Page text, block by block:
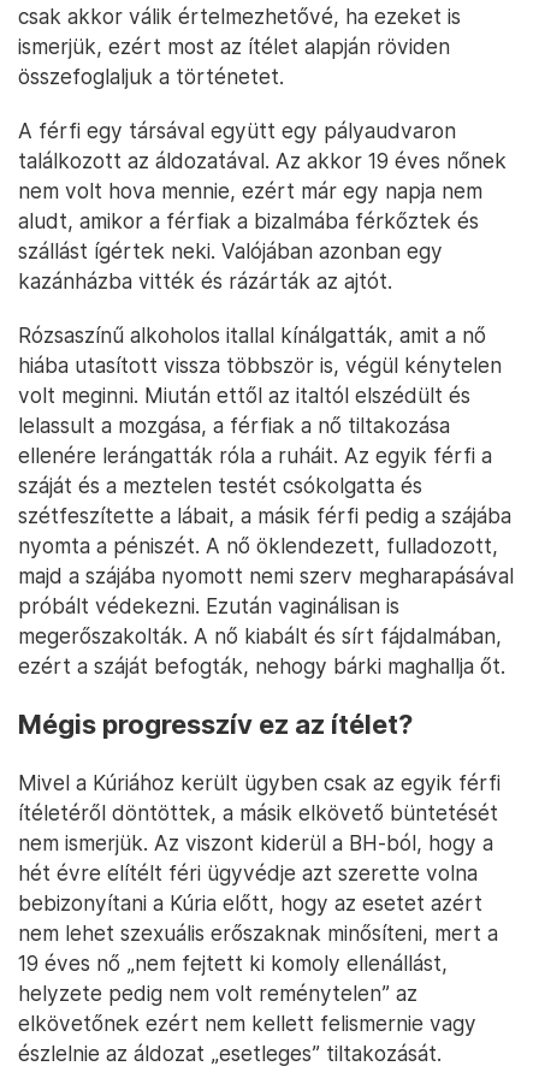
csak akkor válik értelmezhetővé, ha ezeket is
ismerjük, ezért most az ítélet alapján röviden
összefoglaljuk a történetet.
A férfi egy társával együtt egy pályaudvaron
találkozott az áldozatával. Az akkor 19 éves nőnek
nem volt hova mennie, ezért már egy napja nem
aludt, amikor a férfiak a bizalmába férkőztek és
szállást ígértek neki. Valójában azonban egy
kazánházba vitték és rázárták az ajtót.
Rózsaszínű alkoholos itallal kínálgatták, amit a nő
hiába utasított vissza többször is, végül kénytelen
volt meginni. Miután ettől az italtól elszédült és
lelassult a mozgása, a férfiak a nő tiltakozása
ellenére lerángatták róla a ruháit. Az egyik férfi a
száját és a meztelen testét csókolgatta és
szétfeszítette a lábait, a másik férfi pedig a szájába
nyomta a péniszét. A nő öklendezett, fulladozott,
majd a szájába nyomott nemi szerv megharapásával
próbált védekezni. Ezután vaginálisan is
megerőszakolták. A nő kiabált és sírt fájdalmában,
ezért a száját befogták, nehogy bárki maghallja őt.
Mégis progresszív ez az ítélet?
Mivel a Kúriához került ügyben csak az egyik férfi
ítéletéről döntöttek, a másik elkövető büntetését
nem ismerjük. Az viszont kiderül a BH-ból, hogy a
hét évre elítélt féri ügyvédje azt szerette volna
bebizonyítani a Kúria előtt, hogy az esetet azért
nem lehet szexuális erőszaknak minősíteni, mert a
19 éves nő „nem fejtett ki komoly ellenállást,
helyzete pedig nem volt reménytelen” az
elkövetőnek ezért nem kellett felismernie vagy
észlelnie az áldozat „esetleges” tiltakozását.